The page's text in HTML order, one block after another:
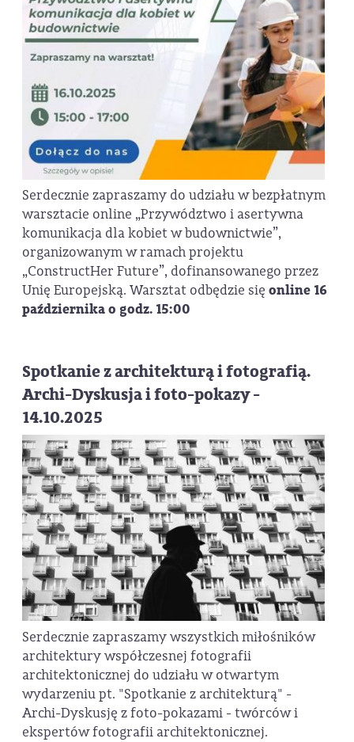
Serdecznie zapraszamy do udziału w bezpłatnym
warsztacie online „Przywództwo i asertywna
komunikacja dla kobiet w budownictwie”,
organizowanym w ramach projektu
„ConstructHer Future”, dofinansowanego przez
Unię Europejską. Warsztat odbędzie się online 16
października o godz. 15:00
Spotkanie z architekturą i fotografią.
Archi-Dyskusja i foto-pokazy -
14.10.2025
Serdecznie zapraszamy wszystkich miłośników
architektury współczesnej fotografii
architektonicznej do udziału w otwartym
wydarzeniu pt. "Spotkanie z architekturą" -
Archi-Dyskusję z foto-pokazami - twórców i
ekspertów fotografii architektonicznej.